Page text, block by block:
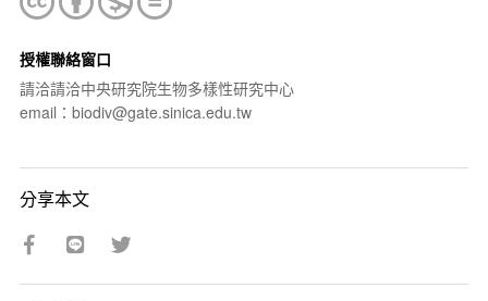
授權聯絡窗口
請洽請洽中央研究院生物多樣性研究中心
email：biodiv@gate.sinica.edu.tw
分享本文